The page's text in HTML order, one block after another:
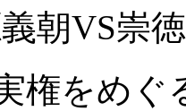
朝VS崇
権をめぐ